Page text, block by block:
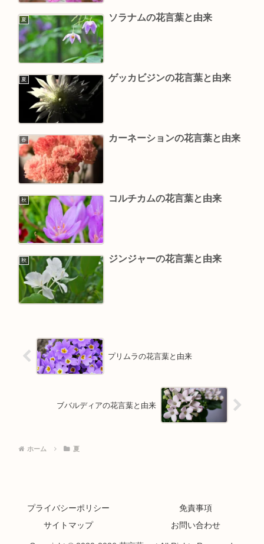
夏 ソラナムの花言葉と由来
夏 ゲッカビジンの花言葉と由来
春 カーネーションの花言葉と由来
秋 コルチカムの花言葉と由来
秋 ジンジャーの花言葉と由来
プリムラの花言葉と由来
ブバルディアの花言葉と由来
ホーム 夏
プライバシーポリシー
免責事項
サイトマップ
お問い合わせ